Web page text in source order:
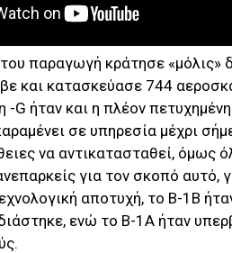
παραγωγή κράτησε «μόλις»
και κατασκεύασε 744
G ήταν και η πλέον
σε υπηρεσία μέχρι
να αντικατασταθεί, όμως
για τον σκοπό αυτό,
αποτυχή, το Β-1Β
ενώ το Β-1Α ήταν